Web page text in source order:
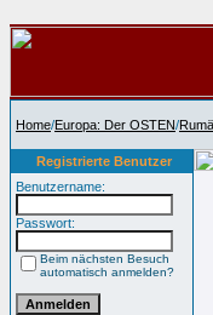
Home/Europa: Der OSTEN/
Registrierte Benutzer
Benutzername:
Passwort:
Beim nächsten Besuch
automatisch anmelden?